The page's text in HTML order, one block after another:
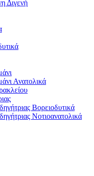
Διγενή
Ανατολικά
Βορειοδυτικά
Νοτιοανατολικά